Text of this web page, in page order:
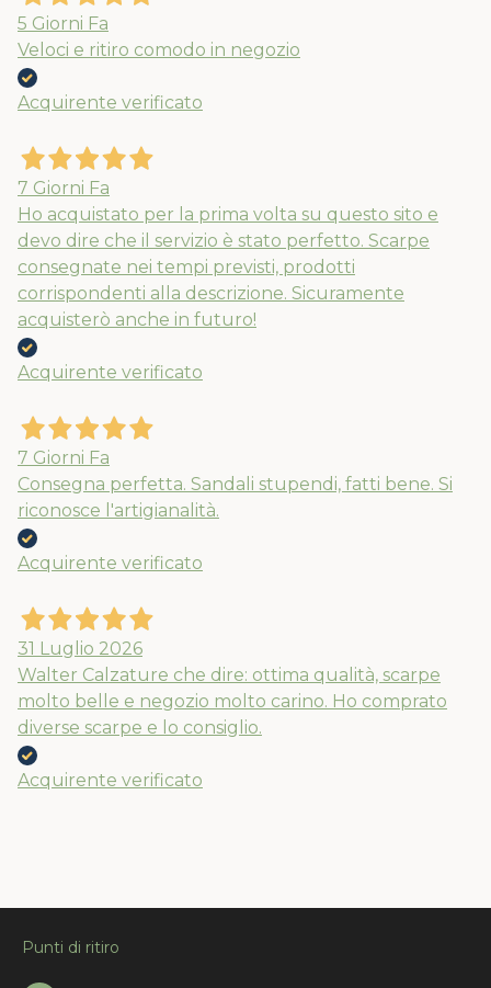
5 Giorni Fa
Veloci e ritiro comodo in negozio
Acquirente verificato
7 Giorni Fa
Ho acquistato per la prima volta su questo sito e
devo dire che il servizio è stato perfetto. Scarpe
consegnate nei tempi previsti, prodotti
corrispondenti alla descrizione. Sicuramente
acquisterò anche in futuro!
Acquirente verificato
7 Giorni Fa
Consegna perfetta. Sandali stupendi, fatti bene. Si
riconosce l'artigianalità.
Acquirente verificato
31 Luglio 2026
Walter Calzature che dire: ottima qualità, scarpe
molto belle e negozio molto carino. Ho comprato
diverse scarpe e lo consiglio.
Acquirente verificato
Punti di ritiro